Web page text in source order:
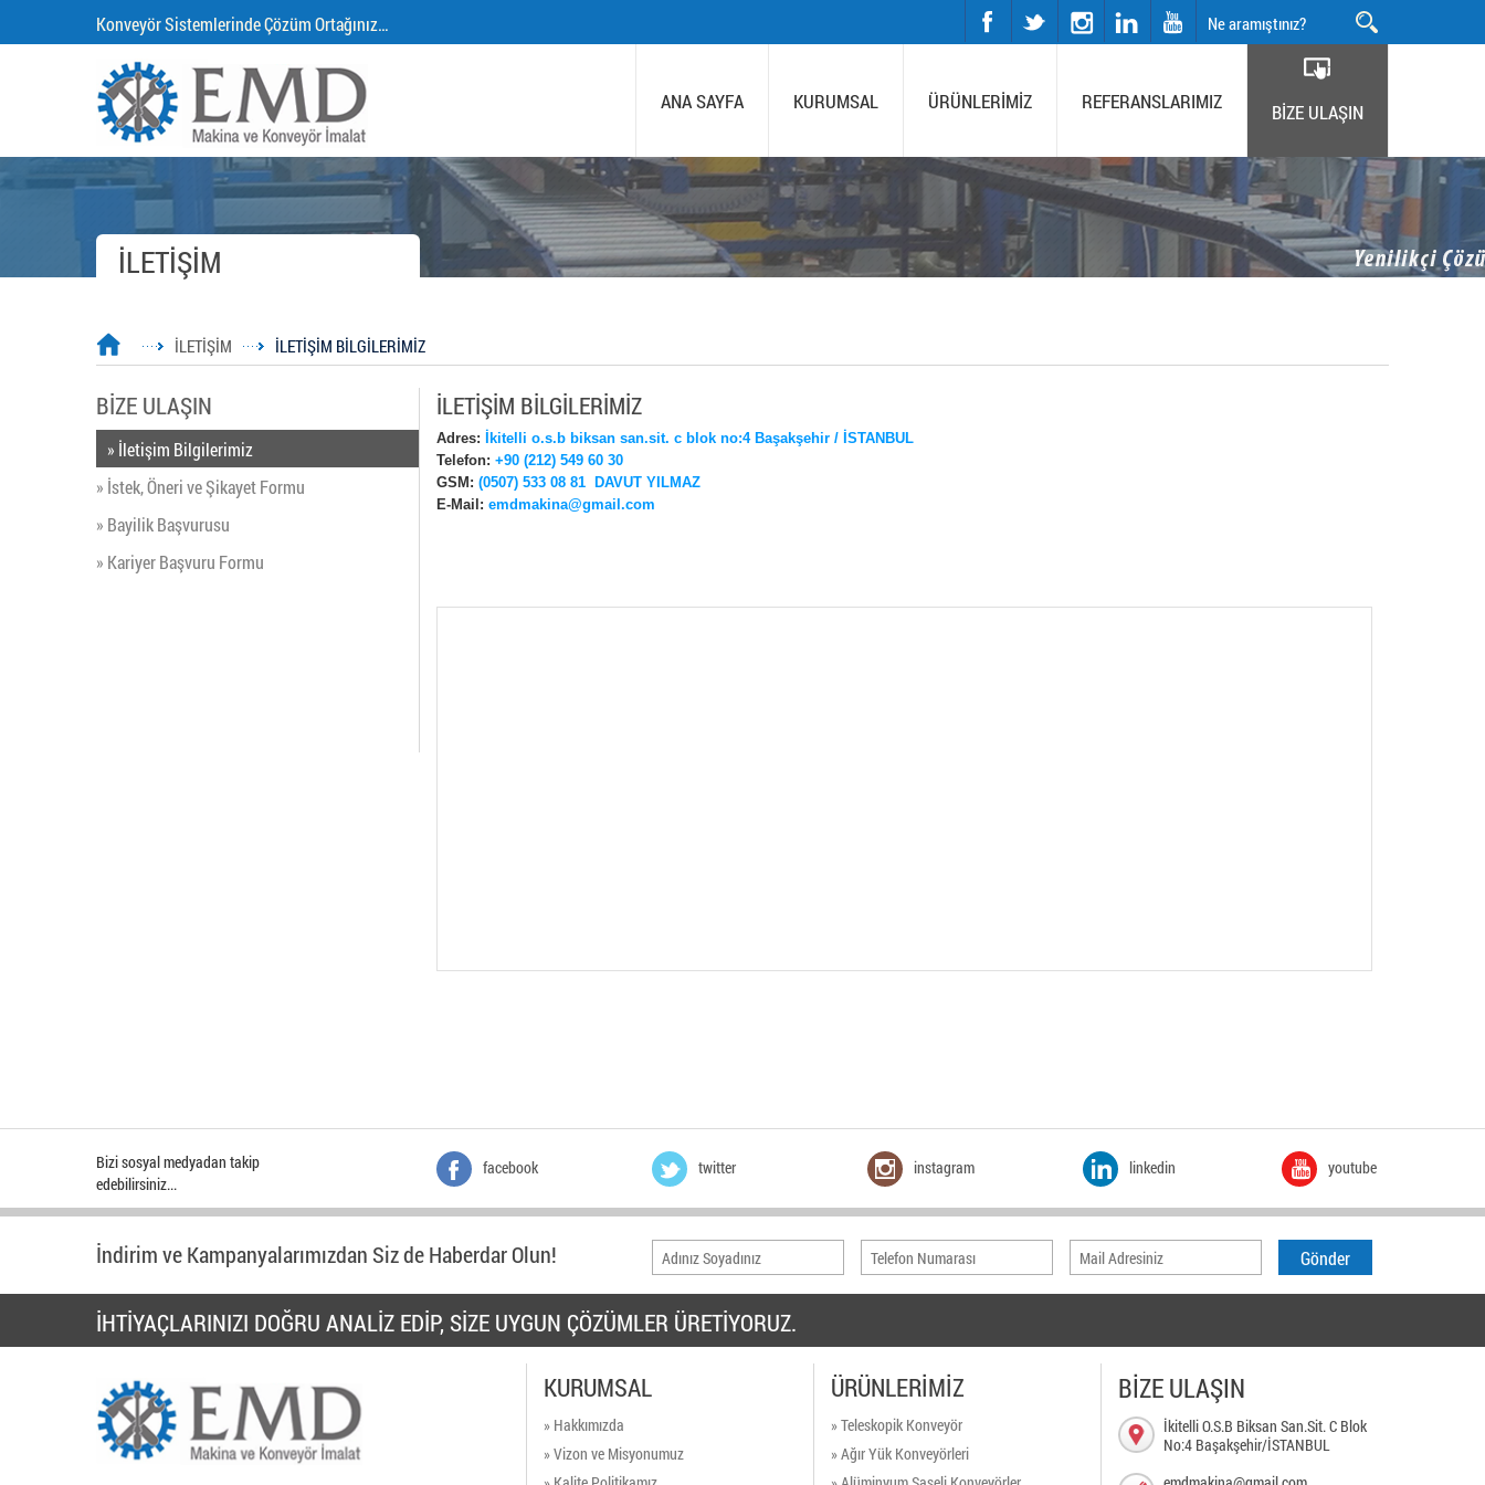
Konveyör Sistemlerinde Çözüm Ortağınız…
ANA SAYFA KURUMSAL ÜRÜNLERİMİZ REFERANSLARIMIZ BİZE ULAŞIN
İLETİŞİM
İLETİŞİM İLETİŞİM BİLGİLERİMİZ
BİZE ULAŞIN
» İletişim Bilgilerimiz
» İstek, Öneri ve Şikayet Formu
» Bayilik Başvurusu
» Kariyer Başvuru Formu
İLETİŞİM BİLGİLERİMİZ
Adres:
İkitelli o.s.b biksan san.sit. c blok no:4 Başakşehir / İSTANBUL
Telefon: +90 (212) 549 60 30
GSM: (0507) 533 08 81
DAVUT YILMAZ
E-Mail: emdmakina@gmail.com
Bizi sosyal medyadan takip
edebilirsiniz...
facebook twitter instagram linkedin youtube
İndirim ve Kampanyalarımızdan Siz de Haberdar Olun!
İHTİYAÇLARINIZI DOĞRU ANALİZ EDİP, SİZE UYGUN ÇÖZÜMLER ÜRETİYORUZ.
KURUMSAL
» Hakkımızda
» Vizon ve Misyonumuz
ÜRÜNLERİMİZ
» Teleskopik Konveyör
» Ağır Yük Konveyörleri
BİZE ULAŞIN
İkitelli O.S.B Biksan San.Sit. C Blok
No:4 Başakşehir/İSTANBUL